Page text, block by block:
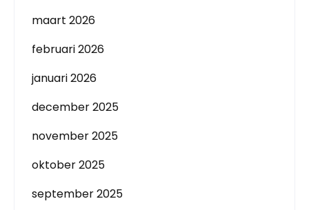
maart 2026
februari 2026
januari 2026
december 2025
november 2025
oktober 2025
september 2025